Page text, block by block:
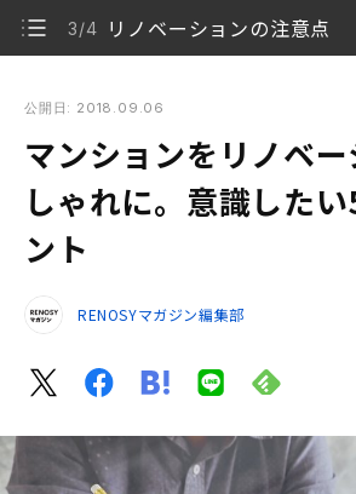
3/4 リノベーションの注意点
ポイント
1/4 デザインだけじゃないリノベーシ
2/4 おしゃれで楽しいリノベーション
4/4 まとめ
公開日: 2018.09.06
マンションをリノベ
しゃれに。意識した
ント
RENOSYマガジン編集部